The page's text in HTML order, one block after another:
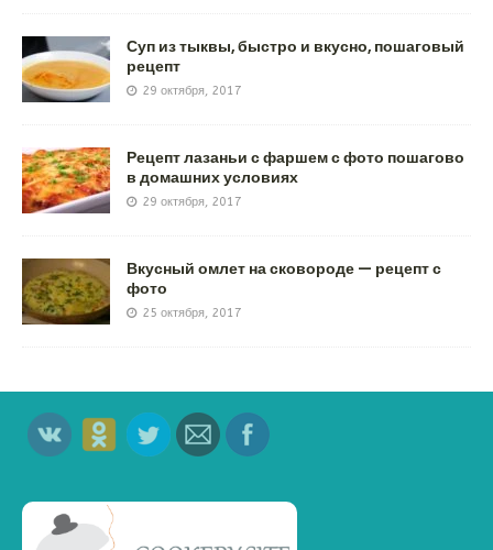
Суп из тыквы, быстро и вкусно, пошаговый
рецепт
29 октября, 2017
Рецепт лазаньи с фаршем с фото пошагово
в домашних условиях
29 октября, 2017
Вкусный омлет на сковороде — рецепт с
фото
25 октября, 2017